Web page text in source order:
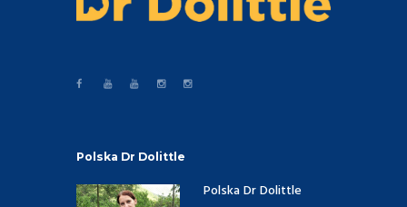
Polska Dr Dolittle
Polska Dr Dolittle